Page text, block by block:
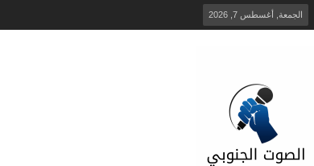
الجمعة, أغسطس 7, 2026